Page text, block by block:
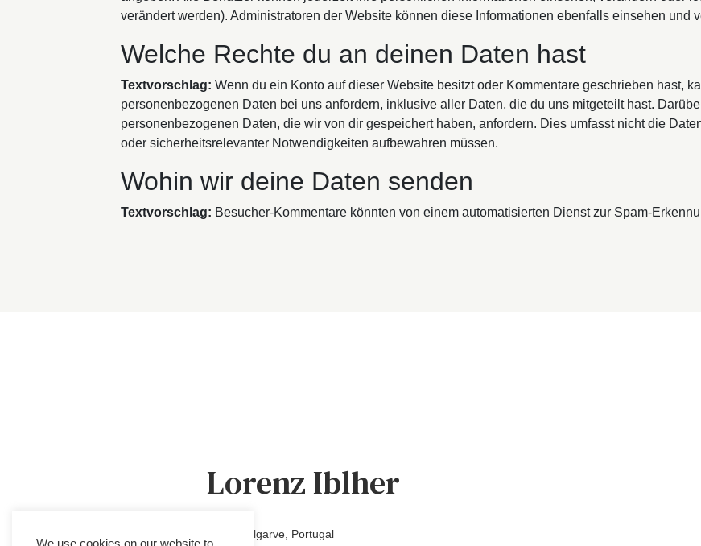
verändert werden). Administratoren der Website können diese Informationen ebenfalls einsehen und
Welche Rechte du an deinen Daten hast
Textvorschlag: Wenn du ein Konto auf dieser Website besitzt oder Kommentare geschrieben hast,
personenbezogenen Daten bei uns anfordern, inklusive aller Daten, die du uns mitgeteilt hast.
personenbezogenen Daten, die wir von dir gespeichert haben, anfordern. Dies umfasst nicht die
oder sicherheitsrelevanter Notwendigkeiten aufbewahren müssen.
Wohin wir deine Daten senden
Textvorschlag: Besucher-Kommentare könnten von einem automatisierten Dienst zur Spam-
Lorenz Iblher
Lisboa, Algarve, Portugal